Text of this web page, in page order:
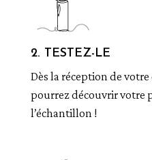
2. TESTEZ-LE
Dès la réception de
pourrez découvrir votre
l’échantillon !